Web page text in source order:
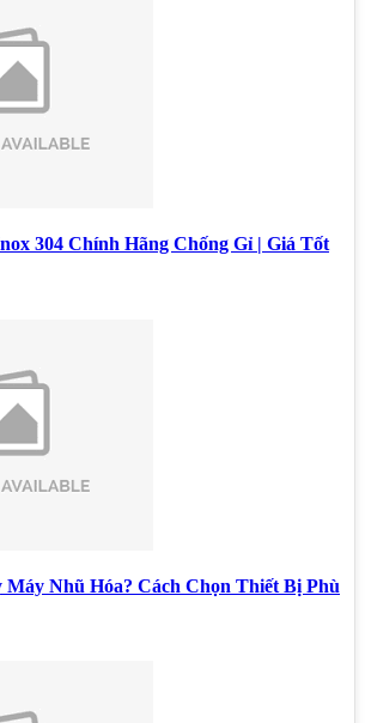
304 Chính Hãng Chống Gỉ | Giá Tốt
Nhũ Hóa? Cách Chọn Thiết Bị Phù